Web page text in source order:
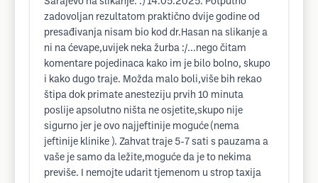
zadovoljan rezultatom praktično dvije godine od
presađivanja nisam bio kod dr.Hasan na slikanje a
ni na ćevape,uvijek neka žurba :/...nego čitam
komentare pojedinaca kako im je bilo bolno, skupo
i kako dugo traje. Možda malo boli,više bih rekao
štipa dok primate anesteziju prvih 10 minuta
poslije apsolutno ništa ne osjetite,skupo nije
sigurno jer je ovo najjeftinije moguće (nema
jeftinije klinike ). Zahvat traje 5-7 sati s pauzama a
vaše je samo da ležite,moguće da je to nekima
previše. I nemojte udarit tjemenom u strop taxija